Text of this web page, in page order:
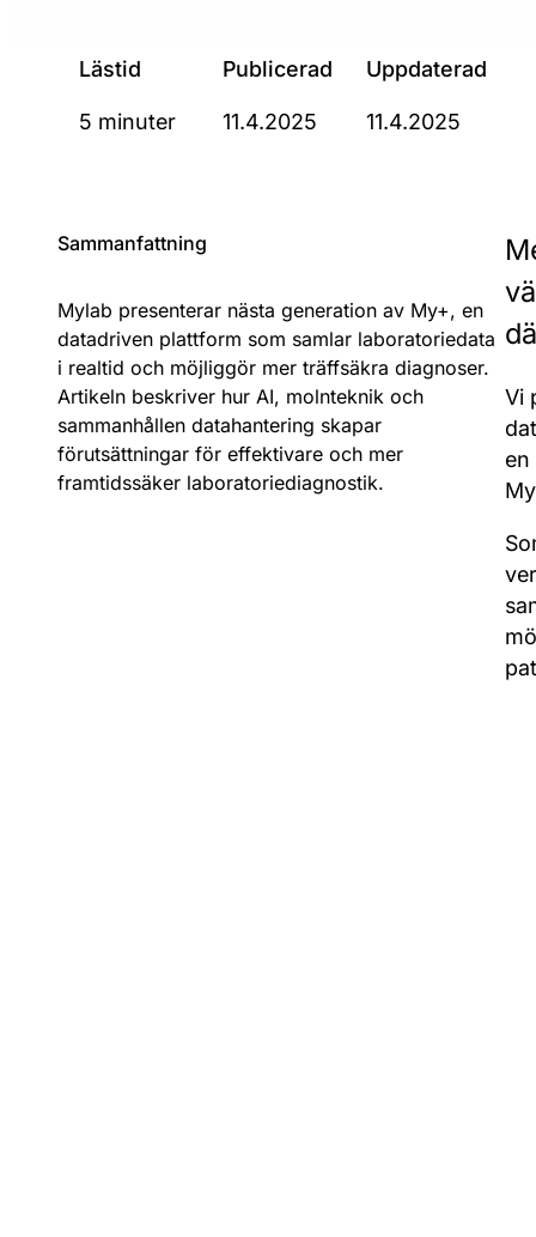
Lästid
5 minuter
Publicerad
11.4.2025
Uppdaterad
11.4.2025
Sammanfattning
Mylab presenterar nästa generation av My+, en
datadriven plattform som samlar laboratoriedata
i realtid och möjliggör mer träffsäkra diagnoser.
Artikeln beskriver hur AI, molnteknik och
sammanhållen datahantering skapar
förutsättningar för effektivare och mer
framtidssäker laboratoriediagnostik.
Vi
en